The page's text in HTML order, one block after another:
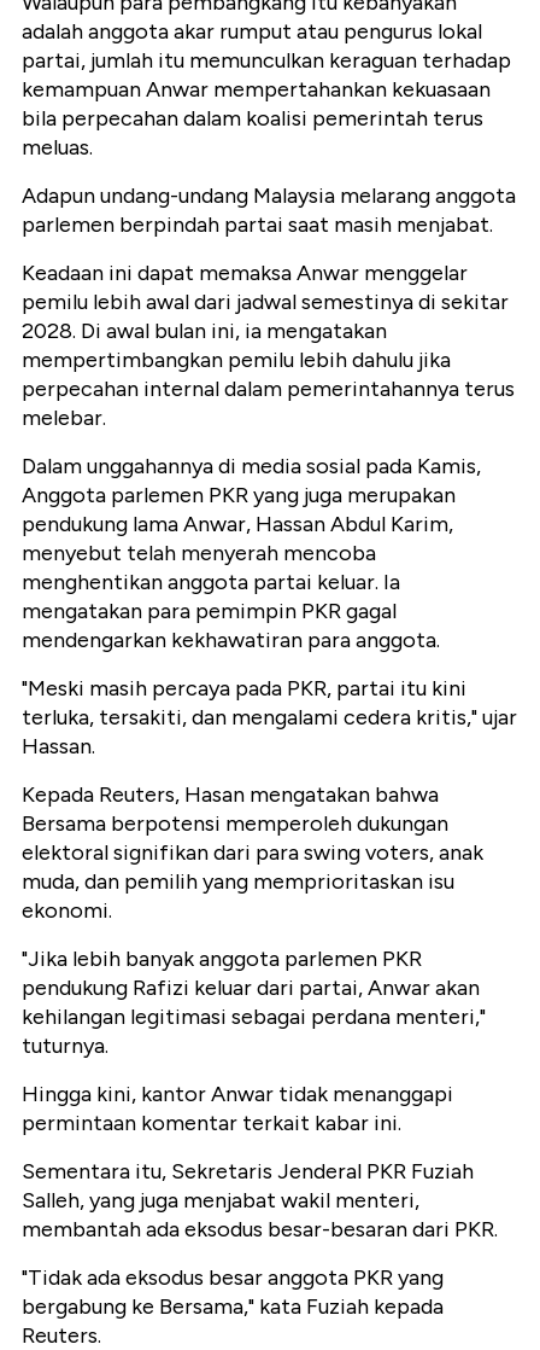
adalah anggota akar rumput atau pengurus lokal
partai, jumlah itu memunculkan keraguan terhadap
kemampuan Anwar mempertahankan kekuasaan
bila perpecahan dalam koalisi pemerintah terus
meluas.
Adapun undang-undang Malaysia melarang anggota
parlemen berpindah partai saat masih menjabat.
Keadaan ini dapat memaksa Anwar menggelar
pemilu lebih awal dari jadwal semestinya di sekitar
2028. Di awal bulan ini, ia mengatakan
mempertimbangkan pemilu lebih dahulu jika
perpecahan internal dalam pemerintahannya terus
melebar.
Dalam unggahannya di media sosial pada Kamis,
Anggota parlemen PKR yang juga merupakan
pendukung lama Anwar, Hassan Abdul Karim,
menyebut telah menyerah mencoba
menghentikan anggota partai keluar. Ia
mengatakan para pemimpin PKR gagal
mendengarkan kekhawatiran para anggota.
"Meski masih percaya pada PKR, partai itu kini
terluka, tersakiti, dan mengalami cedera kritis," ujar
Hassan.
Kepada Reuters, Hasan mengatakan bahwa
Bersama berpotensi memperoleh dukungan
elektoral signifikan dari para swing voters, anak
muda, dan pemilih yang memprioritaskan isu
ekonomi.
"Jika lebih banyak anggota parlemen PKR
pendukung Rafizi keluar dari partai, Anwar akan
kehilangan legitimasi sebagai perdana menteri,"
tuturnya.
Hingga kini, kantor Anwar tidak menanggapi
permintaan komentar terkait kabar ini.
Sementara itu, Sekretaris Jenderal PKR Fuziah
Salleh, yang juga menjabat wakil menteri,
membantah ada eksodus besar-besaran dari PKR.
"Tidak ada eksodus besar anggota PKR yang
bergabung ke Bersama," kata Fuziah kepada
Reuters.